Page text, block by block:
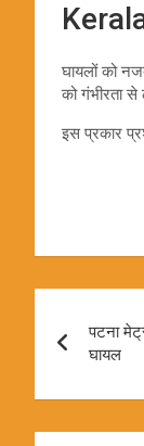
घायलों को
को गंभीरता
इस प्रकार
पटना
घायल